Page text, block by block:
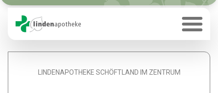
Offene Stellen
LINDENAPOTHEKE SCHÖFTLAND IM ZENTRUM